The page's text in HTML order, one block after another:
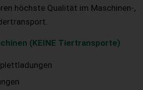
höchste Qualität im Maschinen-,
(KEINE Tiertransporte)